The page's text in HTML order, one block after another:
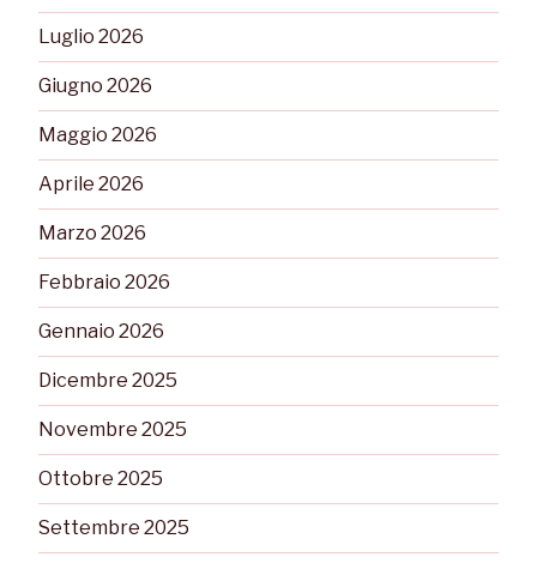
Luglio 2026
Giugno 2026
Maggio 2026
Aprile 2026
Marzo 2026
Febbraio 2026
Gennaio 2026
Dicembre 2025
Novembre 2025
Ottobre 2025
Settembre 2025